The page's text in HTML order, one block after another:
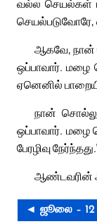
வல்ல செயல்கள்
ஆகவே, நான்
ஒப்பாவார். மழை
ஏனெனில்
நான்
ஒப்பாவார். மழை
பேரழிவு
ஆண்டவரின்
◄ ஜூலை – 12